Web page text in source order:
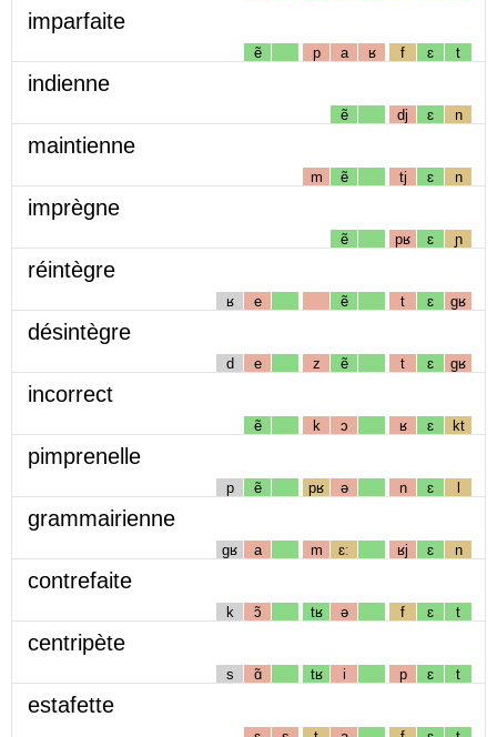
imparfaite
ẽ p a ʁ f ɛ t
indienne
ẽ dj ɛ n
maintienne
m ẽ tj ɛ n
imprègne
ẽ pʁ ɛ ɲ
réintègre
ʁ e ẽ t ɛ gʁ
désintègre
d e z ẽ t ɛ gʁ
incorrect
ẽ k ɔ ʁ ɛ kt
pimprenelle
p ẽ pʁ ə n ɛ l
grammairienne
gʁ a m ɛː ʁj ɛ n
contrefaite
k ɔ̃ tʁ ə f ɛ t
centripète
s ɑ̃ tʁ i p ɛ t
estafette